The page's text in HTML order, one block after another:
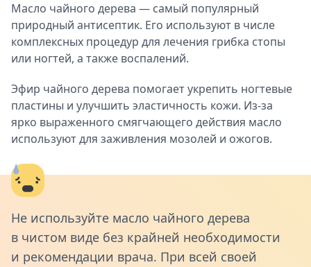
Масло чайного дерева — самый популярный
природный антисептик. Его используют в числе
комплексных процедур для лечения грибка стопы
или ногтей, а также воспалений.
Эфир чайного дерева помогает укрепить ногтевые
пластины и улучшить эластичность кожи. Из-за
ярко выраженного смягчающего действия масло
используют для заживления мозолей и ожогов.
Не используйте масло чайного дерева
в чистом виде без крайней необходимости
и рекомендации врача. При всей своей